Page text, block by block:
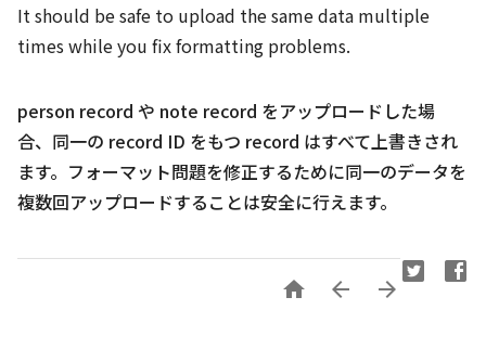
It should be safe to upload the same data multiple
times while you fix formatting problems.
person record や note record をアップロードした場
合、同一の record ID をもつ record はすべて上書きされ
ます。フォーマット問題を修正するために同一のデータを
複数回アップロードすることは安全に行えます。
  